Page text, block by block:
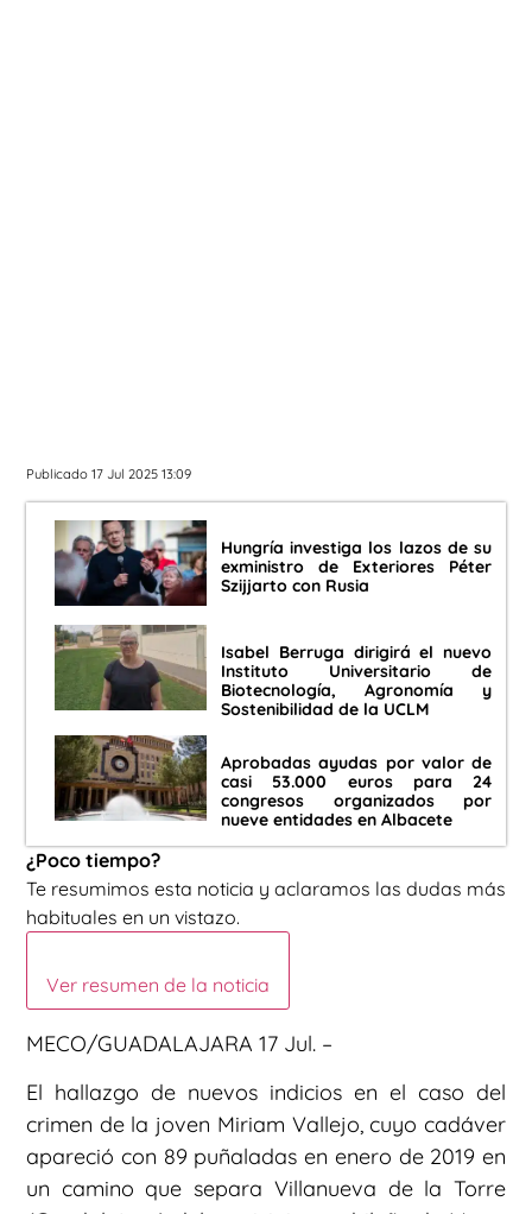
Publicado 17 Jul 2025 13:09
Hungría investiga los lazos de su
exministro de Exteriores Péter
Szijjarto con Rusia
Isabel Berruga dirigirá el nuevo
Instituto Universitario de
Biotecnología, Agronomía y
Sostenibilidad de la UCLM
Aprobadas ayudas por valor de
casi 53.000 euros para 24
congresos organizados por
nueve entidades en Albacete
¿Poco tiempo?
Te resumimos esta noticia y aclaramos las dudas más
habituales en un vistazo.
Ver resumen de la noticia
MECO/GUADALAJARA 17 Jul. –
El hallazgo de nuevos indicios en el caso del
crimen de la joven Miriam Vallejo, cuyo cadáver
apareció con 89 puñaladas en enero de 2019 en
un camino que separa Villanueva de la Torre